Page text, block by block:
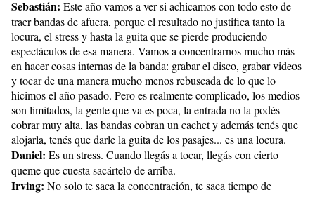
Sebastián: Este año vamos a ver si achicamos con todo esto de
traer bandas de afuera, porque el resultado no justifica tanto la
locura, el stress y hasta la guita que se pierde produciendo
espectáculos de esa manera. Vamos a concentrarnos mucho más
en hacer cosas internas de la banda: grabar el disco, grabar videos
y tocar de una manera mucho menos rebuscada de lo que lo
hicimos el año pasado. Pero es realmente complicado, los medios
son limitados, la gente que va es poca, la entrada no la podés
cobrar muy alta, las bandas cobran un cachet y además tenés que
alojarla, tenés que darle la guita de los pasajes... es una locura.
Daniel: Es un stress. Cuando llegás a tocar, llegás con cierto
queme que cuesta sacártelo de arriba.
Irving: No solo te saca la concentración, te saca tiempo de